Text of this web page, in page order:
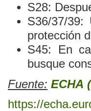
S28:
S36/37/39:
protección
S45: En
busque
Fuente: ECHA (
https://